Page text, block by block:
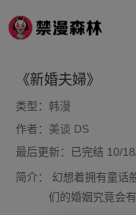
《新婚夫婦》
类型： 韩漫
作者： 美谈 DS
最后更新：已完结 10/
简介：
幻想着拥有童话
们的婚姻究竟会